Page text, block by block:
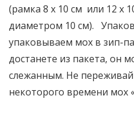
(рамка 8 х 10 см или 12 х
диаметром 10 см).
упаковываем мох в зип-
достанете из пакета, он
слежанным. Не
некоторого времени мох